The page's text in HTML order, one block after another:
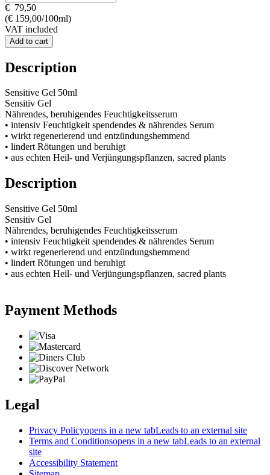
€ 79,50
(€ 159,00/100ml)
VAT included
Add to cart
Description
Sensitive Gel 50ml
Sensitiv Gel
Nährendes, beruhigendes Feuchtigkeitsserum
• intensiv Feuchtigkeit spendendes & nährendes Serum
• wirkt regenerierend und entzündungshemmend
• lindert Rötungen und beruhigt
• aus echten Heil- und Verjüngungspflanzen, sacred plants
Description
Sensitive Gel 50ml
Sensitiv Gel
Nährendes, beruhigendes Feuchtigkeitsserum
• intensiv Feuchtigkeit spendendes & nährendes Serum
• wirkt regenerierend und entzündungshemmend
• lindert Rötungen und beruhigt
• aus echten Heil- und Verjüngungspflanzen, sacred plants
Payment Methods
Legal
Privacy Policyopens in a new tabLeads to an external site
Terms and Conditionsopens in a new tabLeads to an external
site
Accessibility Statement